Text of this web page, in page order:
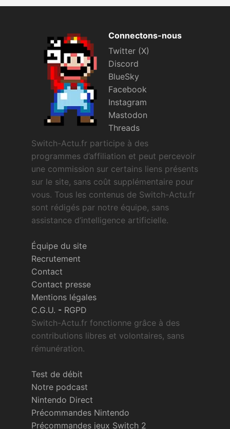
Connectons-nous
Twitter (X)
Discord
BlueSky
Facebook
Instagram
Mastodon
Threads
Switch-Actu.fr participe à des
programmes d’affiliation et peut percevoir
une commission sur certains liens présents
sur le site, sans coût supplémentaire pour
vous. Tous les contenus de Switch-Actu.fr
sont rédigés par notre équipe, sans
assistance d’intelligence artificielle.
Équipe du site
Recrutement
Contact
Contact presse
Mentions légales
C.G.U. - RGPD
Switch-Actu.fr fonctionne grâce à des
contributions libres et volontaires, sans
rémunération.
Test de débit
Notre podcast
Nintendo Direct
Précommandes Nintendo
Précommandes jeux Switch 2